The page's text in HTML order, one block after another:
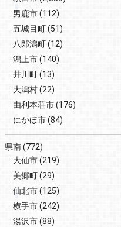
男鹿市(112)
五城目町(51)
八郎潟町(12)
潟上市(140)
井川町(13)
大潟村(22)
由利本荘市(176)
にかほ市(84)
県南(772)
大仙市(219)
美郷町(29)
仙北市(125)
横手市(242)
湯沢市(88)